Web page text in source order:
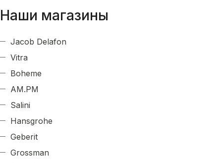
Наши магазины
Jacob Delafon
Vitra
Boheme
AM.PM
Salini
Hansgrohe
Geberit
Grossman